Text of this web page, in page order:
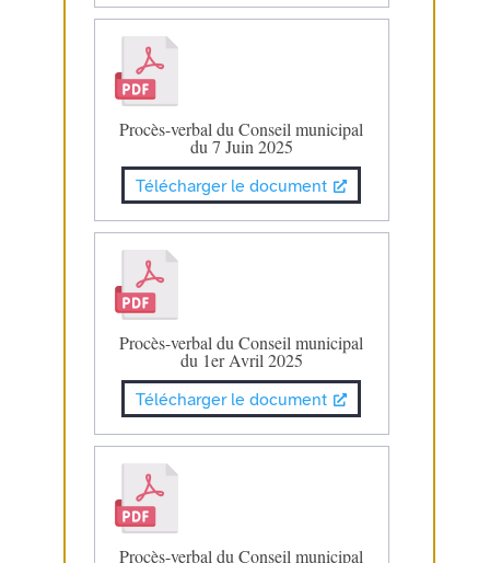
Procès-verbal du Conseil municipal
du 7 Juin 2025
Télécharger le document
Procès-verbal du Conseil municipal
du 1er Avril 2025
Télécharger le document
Procès-verbal du Conseil municipal